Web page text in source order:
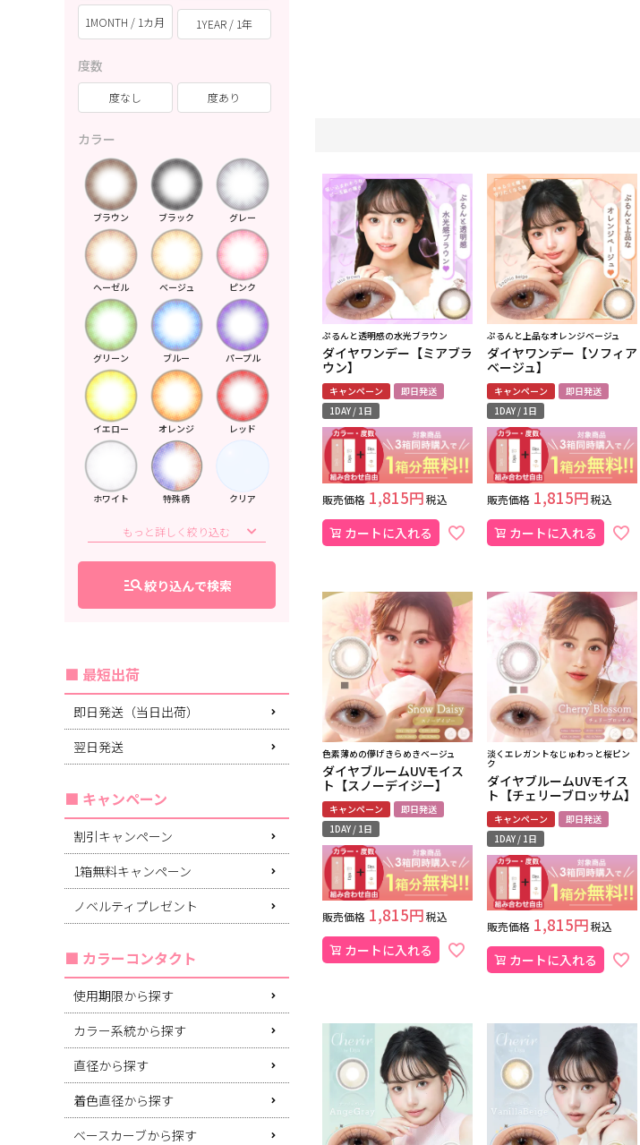
1MONTH / 1カ月 1YEAR / 1年
度数
度なし 度あり
カラー
ブラウン ブラック グレー
ヘーゼル ベージュ ピンク
グリーン ブルー パープル
イエロー オレンジ レッド
ホワイト 特殊柄 クリア
manage_search絞り込んで検索
最短出荷
即日発送（当日出荷）
翌日発送
キャンペーン
割引キャンペーン
1箱無料キャンペーン
ノベルティプレゼント
カラーコンタクト
使用期限から探す
カラー系統から探す
直径から探す
着色直径から探す
ベースカーブから探す
ぷるんと透明感の水光ブラウン
ダイヤワンデー【ミアブラ
ウン】
キャンペーン
即日発送
1DAY / 1日
販売価格 1,815 税込
カートに入れる
ぷるんと上品なオレンジベージュ
ダイヤワンデー【ソフィア
ベージュ】
キャンペーン
即日発送
1DAY / 1日
販売価格 1,815 税込
カートに入れる
色素薄めの儚げきらめきベージュ
ダイヤブルームUVモイス
ト【スノーデイジー】
キャンペーン
即日発送
1DAY / 1日
販売価格 1,815 税込
カートに入れる
淡くエレガントなじゅわっと桜ピン
ク
ダイヤブルームUVモイス
ト【チェリーブロッサム】
キャンペーン
即日発送
1DAY / 1日
販売価格 1,815 税込
カートに入れる